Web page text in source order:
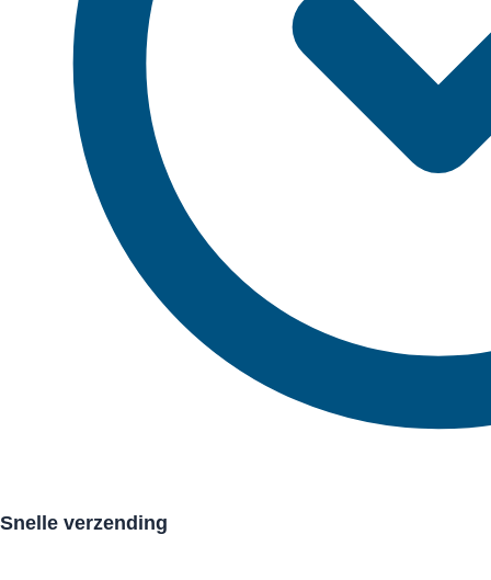
Snelle verzending